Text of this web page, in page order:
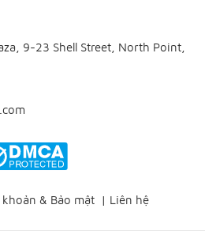
9-23 Shell Street, North Point,
& Bảo mật | Liên hệ